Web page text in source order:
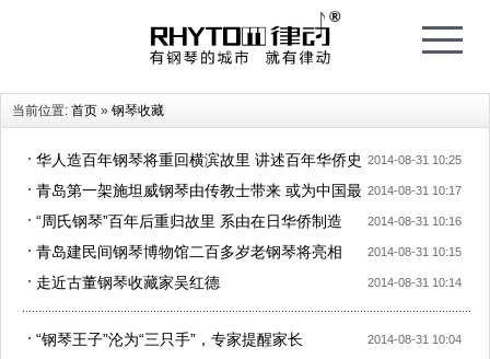
e
g
t
o
n
当前位置: 首页 » 钢琴收藏
2014-08-31 10:25
华人造百年钢琴将重回横滨故里 讲述百年华侨史
2014-08-31 10:17
青岛第一架施坦威钢琴由传教士带来 或为中国最
古老
2014-08-31 10:16
“周氏钢琴”百年后重归故里 系由在日华侨制造
2014-08-31 10:15
青岛建民间钢琴博物馆二百多岁老钢琴将亮相
2014-08-31 10:14
走近古董钢琴收藏家吴红德
2014-08-31 10:04
“钢琴王子”沦为“三只手”，专家提醒家长